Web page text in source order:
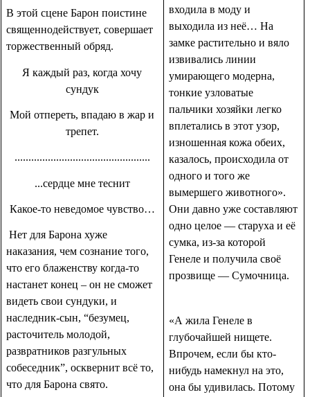
В этой сцене Барон поистине
священнодействует, совершает
торжественный обряд.
Я каждый раз, когда хочу
сундук
Мой отпереть, впадаю в жар и
трепет.
.................................................
...сердце мне теснит
Какое-то неведомое чувство…
Нет для Барона хуже
наказания, чем сознание того,
что его блаженству когда-то
настанет конец – он не сможет
видеть свои сундуки, и
наследник-сын, “безумец,
расточитель молодой,
развратников разгульных
собеседник”, осквернит всё то,
что для Барона свято.
входила в моду и
выходила из неё… На
замке растительно и вяло
извивались линии
умирающего модерна,
тонкие узловатые
пальчики хозяйки легко
вплетались в этот узор,
изношенная кожа обеих,
казалось, происходила от
одного и того же
вымершего животного».
Они давно уже составляют
одно целое — старуха и её
сумка, из-за которой
Генеле и получила своё
прозвище — Сумочница.
«А жила Генеле в
глубочайшей нищете.
Впрочем, если бы кто-
нибудь намекнул на это,
она бы удивилась. Потому